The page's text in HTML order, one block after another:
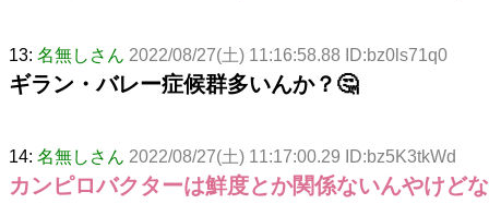
13: 名無しさん 2022/08/27(土) 11:16:58.88 ID:bz0ls71q0
ギラン・バレー症候群多いんか？🤔
14: 名無しさん 2022/08/27(土) 11:17:00.29 ID:bz5K3tkWd
カンピロバクターは鮮度とか関係ないんやけどな